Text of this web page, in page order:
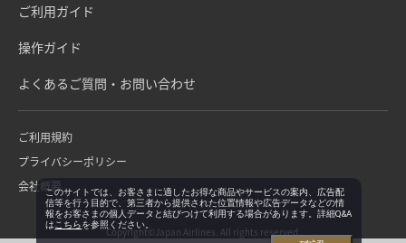
ご利用ガイド
操作ガイド
よくあるご質問・お問い合わせ
ご利用規約
プライバシーポリシー
会社概要
Copyright©Japan Airlines. All rights reserved.
このサイトでは、お客さまに適したお得な商品やサービスの案内、広告配
信等を行う目的で、第三者から提供された位置情報や広告データなどの情
報をお客さまの個人データと結びつけて利用する場合があります。詳細Q&A
は こちらを参照ください。